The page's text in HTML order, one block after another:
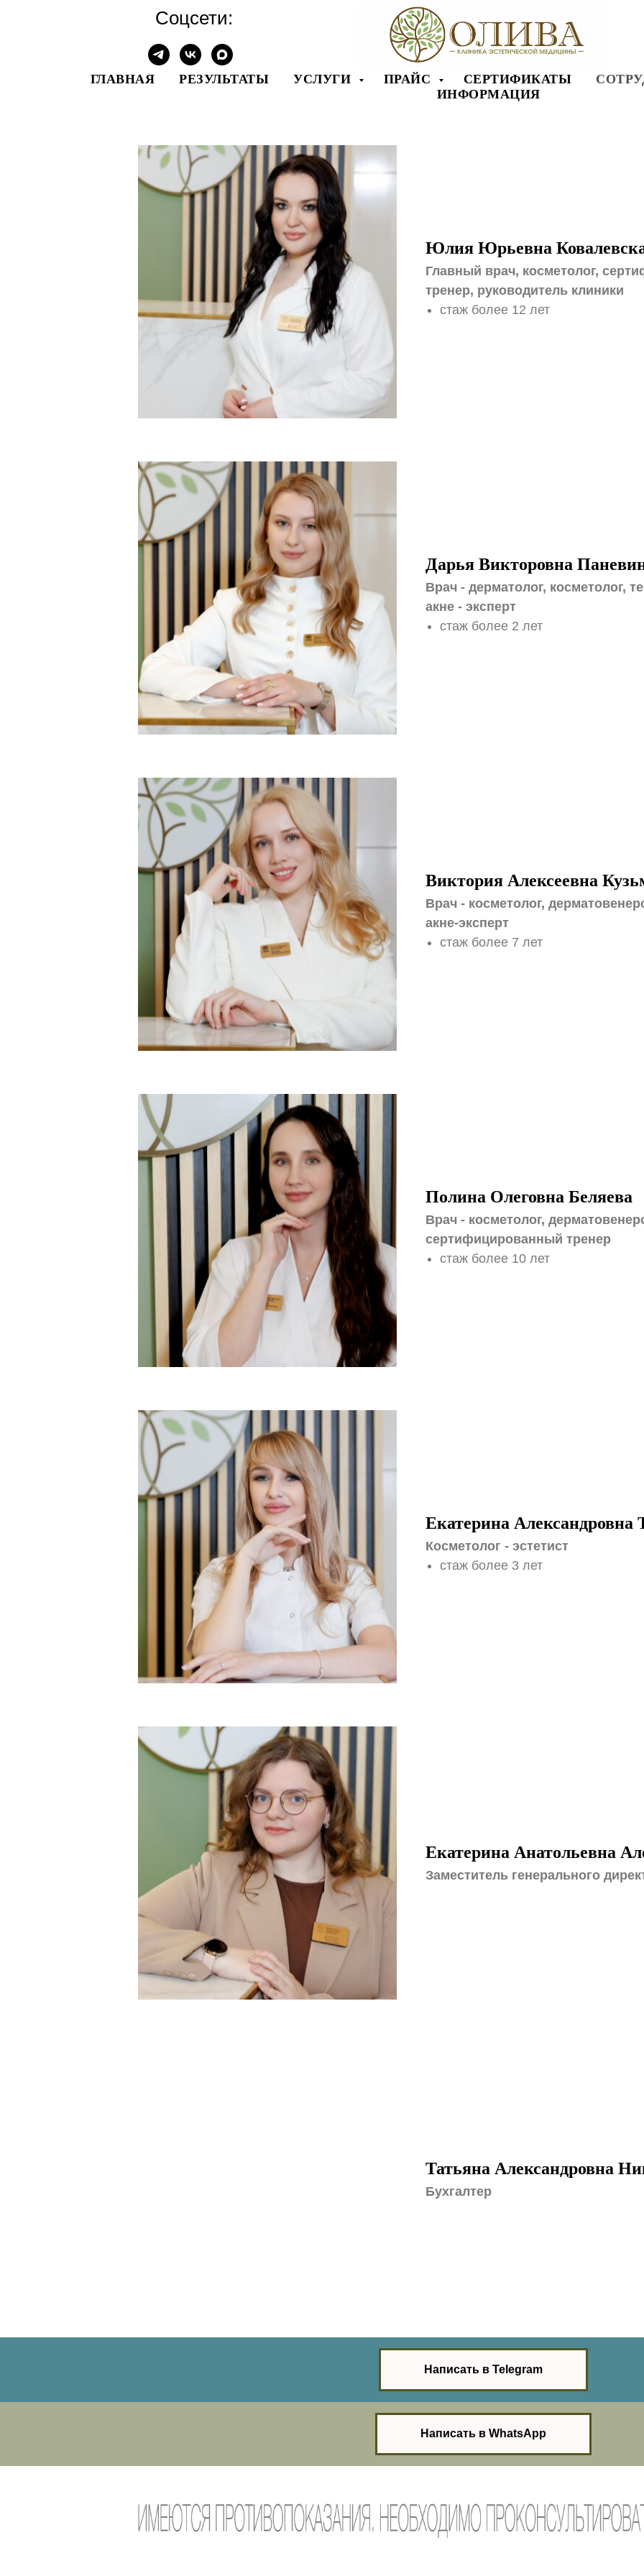
Соцсети:
ГЛАВНАЯ РЕЗУЛЬТАТЫ УСЛУГИ ПРАЙС СЕРТИФИКАТЫ
ИНФОРМАЦИЯ
Юлия Юрьевна
Главный врач, косметолог,
тренер, руководитель клиники
стаж более 12 лет
Дарья Викторовна
Врач - дерматолог, косметолог,
акне - эксперт
стаж более 2 лет
Виктория Алексеевна
Врач - косметолог,
акне-эксперт
стаж более 7 лет
Полина Олеговна Беляева
Врач - косметолог,
сертифицированный тренер
стаж более 10 лет
Екатерина Александровна
Косметолог - эстетист
стаж более 3 лет
Екатерина Анатольевна
Заместитель генерального
Татьяна Александровна
Бухгалтер
Написать в Telegram
Написать в WhatsApp